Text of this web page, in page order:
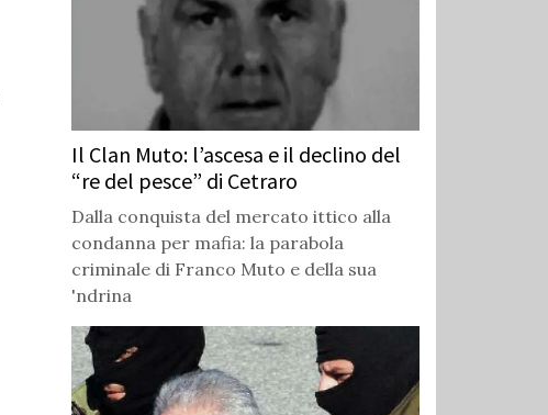
Il Clan Muto: l’ascesa e il declino del
“re del pesce” di Cetraro
Dalla conquista del mercato ittico alla
condanna per mafia: la parabola
criminale di Franco Muto e della sua
'ndrina